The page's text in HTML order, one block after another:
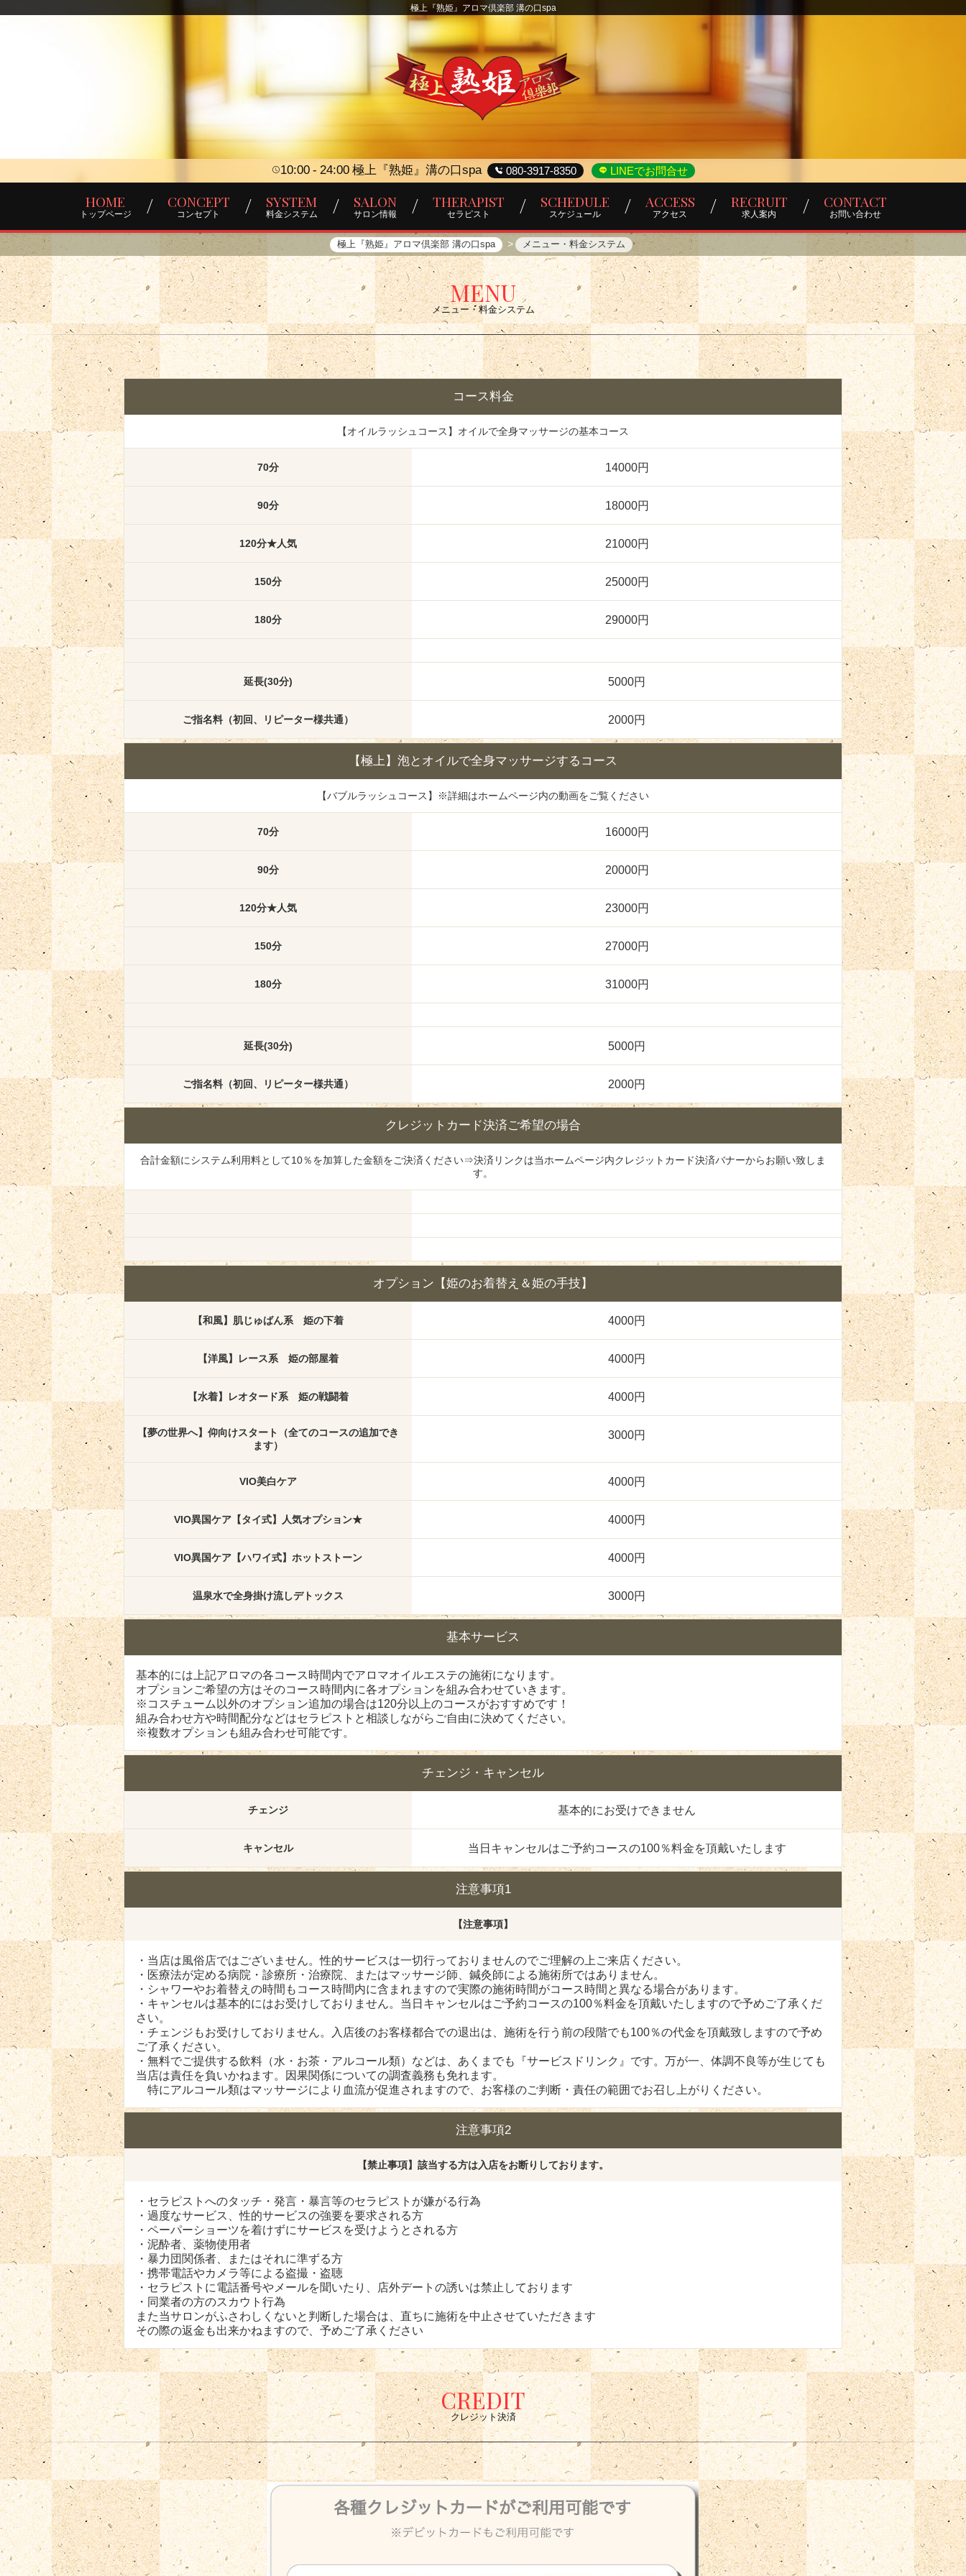
極上『熟姫』アロマ倶楽部 溝の口spa
10:00 24:00 極上『熟姫』溝の口spa 080-3917-8350 LINEでお問合せ
HOME
トップページ
CONCEPT
コンセプト
SYSTEM
料金システム
SALON
サロン情報
THERAPIST
セラピスト
SCHEDULE
スケジュール
ACCESS
アクセス
RECRUIT
求人案内
CONTACT
お問い合わせ
極上『熟姫』アロマ倶楽部 溝の口spa メニュー・料金システム
MENU
メニュー・料金システム
コース料金
【オイルラッシュコース】オイルで全身マッサージの基本コース
70分 14000円
90分 18000円
120分★人気 21000円
150分 25000円
180分 29000円
延長(30分) 5000円
ご指名料（初回、リピーター様共通） 2000円
【極上】泡とオイルで全身マッサージするコース
【バブルラッシュコース】※詳細はホームページ内の動画をご覧ください
70分 16000円
90分 20000円
120分★人気 23000円
150分 27000円
180分 31000円
延長(30分) 5000円
ご指名料（初回、リピーター様共通） 2000円
クレジットカード決済ご希望の場合
合計金額にシステム利用料として10％を加算した金額をご決済ください⇒決済リンクは当ホームページ内クレジットカード決済バナーからお願い致しま
す。
オプション【姫のお着替え＆姫の手技】
【和風】肌じゅばん系 姫の下着 4000円
【洋風】レース系 姫の部屋着 4000円
【水着】レオタード系 姫の戦闘着 4000円
【夢の世界へ】仰向けスタート（全てのコースの追加でき
ます）
3000円
VIO美白ケア 4000円
VIO異国ケア【タイ式】人気オプション★ 4000円
VIO異国ケア【ハワイ式】ホットストーン 4000円
温泉水で全身掛け流しデトックス 3000円
基本サービス
基本的には上記アロマの各コース時間内でアロマオイルエステの施術になります。
オプションご希望の方はそのコース時間内に各オプションを組み合わせていきます。
※コスチューム以外のオプション追加の場合は120分以上のコースがおすすめです！
組み合わせ方や時間配分などはセラピストと相談しながらご自由に決めてください。
※複数オプションも組み合わせ可能です。
チェンジ・キャンセル
チェンジ 基本的にお受けできません
キャンセル 当日キャンセルはご予約コースの100％料金を頂戴いたします
注意事項1
【注意事項】
・当店は風俗店ではございません。性的サービスは一切行っておりませんのでご理解の上ご来店ください。
・医療法が定める病院・診療所・治療院、またはマッサージ師、鍼灸師による施術所ではありません。
・シャワーやお着替えの時間もコース時間内に含まれますので実際の施術時間がコース時間と異なる場合があります。
・キャンセルは基本的にはお受けしておりません。当日キャンセルはご予約コースの100％料金を頂戴いたしますので予めご了承くだ
さい。
・チェンジもお受けしておりません。入店後のお客様都合での退出は、施術を行う前の段階でも100％の代金を頂戴致しますので予め
ご了承ください。
・無料でご提供する飲料（水・お茶・アルコール類）などは、あくまでも『サービスドリンク』です。万が一、体調不良等が生じても
当店は責任を負いかねます。因果関係についての調査義務も免れます。
特にアルコール類はマッサージにより血流が促進されますので、お客様のご判断・責任の範囲でお召し上がりください。
注意事項2
【禁止事項】該当する方は入店をお断りしております。
・セラピストへのタッチ・発言・暴言等のセラピストが嫌がる行為
・過度なサービス、性的サービスの強要を要求される方
・ペーパーショーツを着けずにサービスを受けようとされる方
・泥酔者、薬物使用者
・暴力団関係者、またはそれに準ずる方
・携帯電話やカメラ等による盗撮・盗聴
・セラピストに電話番号やメールを聞いたり、店外デートの誘いは禁止しております
・同業者の方のスカウト行為
また当サロンがふさわしくないと判断した場合は、直ちに施術を中止させていただきます
その際の返金も出来かねますので、予めご了承ください
CREDIT
クレジット決済